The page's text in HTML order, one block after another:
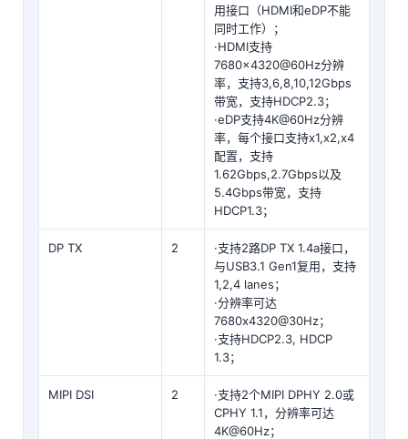
用接口（HDMI和eDP不能
同时工作）；
·HDMI支持
7680×4320@60Hz分辨
率，支持3,6,8,10,12Gbps
带宽，支持HDCP2.3；
·eDP支持4K@60Hz分辨
率，每个接口支持x1,x2,x4
配置，支持
1.62Gbps,2.7Gbps以及
5.4Gbps带宽，支持
HDCP1.3；
DP TX 2
·支持2路DP TX 1.4a接口，
与USB3.1 Gen1复用，支持
1,2,4 lanes；
·分辨率可达
7680x4320@30Hz；
·支持HDCP2.3, HDCP
1.3；
MIPI DSI 2
·支持2个MIPI DPHY 2.0或
CPHY 1.1，分辨率可达
4K@60Hz；